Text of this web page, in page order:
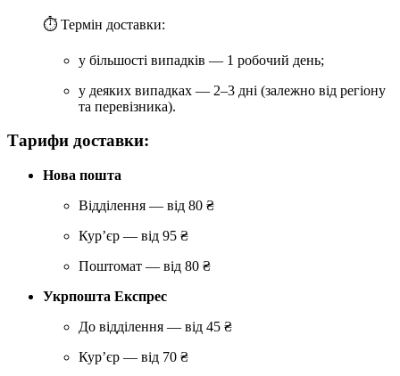
⏱ Термін доставки:
у більшості випадків — 1 робочий день;
у деяких випадках — 2–3 дні (залежно від регіону
та перевізника).
Тарифи доставки:
Нова пошта
Відділення — від 80 ₴
Кур’єр — від 95 ₴
Поштомат — від 80 ₴
Укрпошта Експрес
До відділення — від 45 ₴
Кур’єр — від 70 ₴